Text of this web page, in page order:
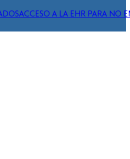
ACCESO A LA EHR PARA NO